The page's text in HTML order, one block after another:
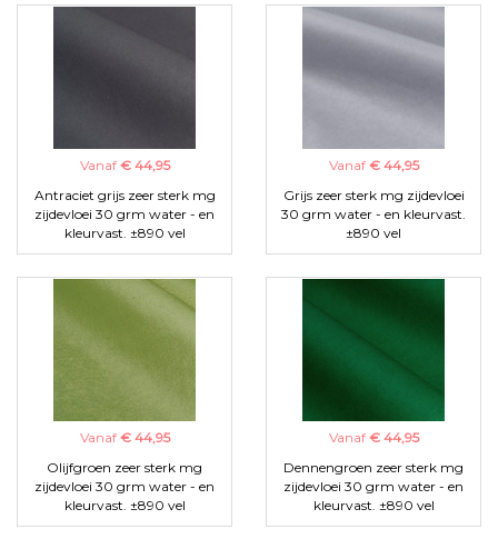
Vanaf € 44,95
Antraciet grijs zeer sterk mg
zijdevloei 30 grm water - en
kleurvast. ±890 vel
Vanaf € 44,95
Grijs zeer sterk mg zijdevloei
30 grm water - en kleurvast.
±890 vel
Vanaf € 44,95
Olijfgroen zeer sterk mg
zijdevloei 30 grm water - en
kleurvast. ±890 vel
Vanaf € 44,95
Dennengroen zeer sterk mg
zijdevloei 30 grm water - en
kleurvast. ±890 vel